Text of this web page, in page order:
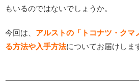
もいるのではないでしょうか。
今回は、 アルストの「トコナツ・クマ
る方法や入手方法についてお届けしま